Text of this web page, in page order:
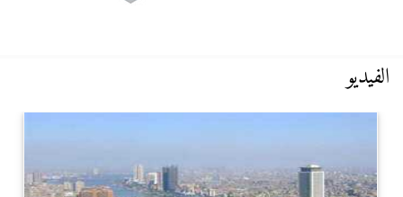
الفيديو